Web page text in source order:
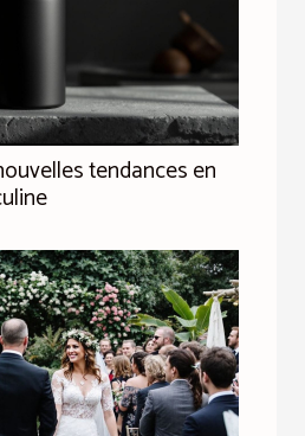
tendances en